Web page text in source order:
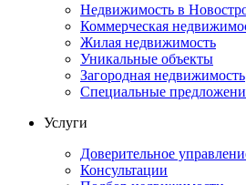
Недвижимость в
Коммерческая
Жилая недвижимость
Уникальные объекты
Загородная недвижимость
Специальные
Услуги
Доверительное
Консультации